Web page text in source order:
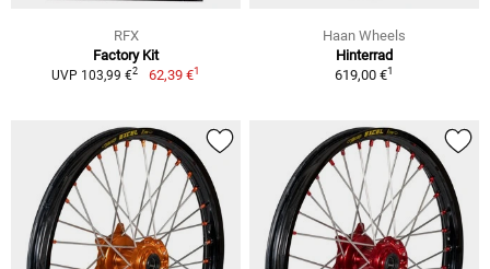
RFX
Factory Kit
UVP 103,99 €2 62,39 €1
Haan Wheels
Hinterrad
619,00 €1